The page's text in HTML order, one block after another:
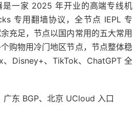
是一家 2025 年开业的高端专线机
专用翻墙协议，全节点 IEPL 专
充足，节点以国内常用的五大常用
购物用冷门地区节点，节点整体稳
Disney+、TikTok、ChatGPT 全
广东 BGP、北京 UCloud 入口